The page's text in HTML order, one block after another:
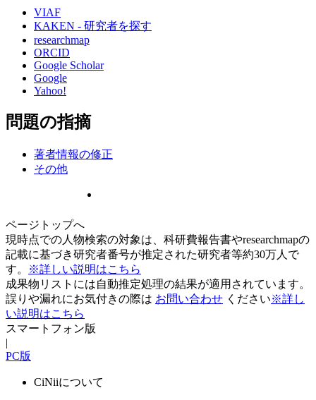
VIAF
KAKEN - 研究者を探す
researchmap
ORCID
Google Scholar
Google
Yahoo!
問題の指摘
著者情報の修正
その他
ページトップへ
現時点での人物検索の対象は、科研費報告書やresearchmapの
記載に基づき研究者番号が推定された研究者等約30万人で
す。
※詳しい説明はこちら
成果物リストには自動推定処理の結果が適用されています。
誤りや漏れにお気付きの際は お問い合わせ ください※詳し
い説明はこちら
スマートフォン版
|
PC版
CiNiiについて